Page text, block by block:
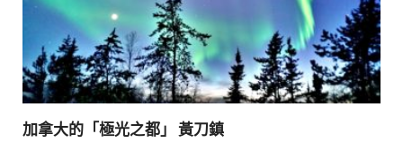
加拿大的「極光之都」 黃刀鎮